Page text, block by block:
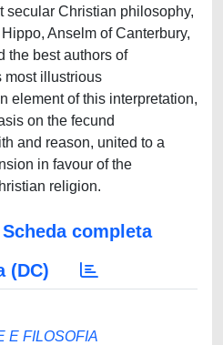
secular Christian philosophy,
Anselm of Canterbury,
the best authors of
most illustrious
element of this interpretation,
on the fecund
and reason, united to a
in favour of the
religion.
Scheda completa
(DC)
E FILOSOFIA